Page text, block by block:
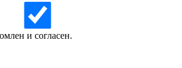
и согласен.